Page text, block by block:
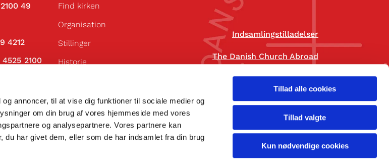
annoncer, til at vise dig funktioner til sociale medier og
om din brug af vores hjemmeside med vores
og analysepartnere. Vores partnere kan
du har givet dem, eller som de har indsamlet fra din brug
Tillad alle cookies
Tillad valgte
Kun nødvendige cookies
49
4212
2100
Find kirken
Organisation
Stillinger
Historie
Indsamlingstilladelser
The Danish Church Abroad